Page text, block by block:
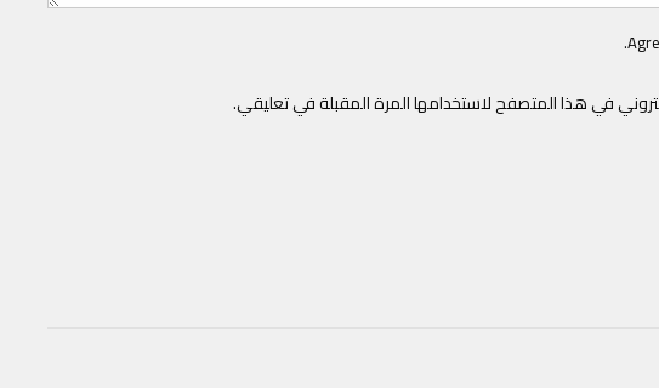
في هذا المتصفح لاستخدامها المرة المقبلة في تعليقي.